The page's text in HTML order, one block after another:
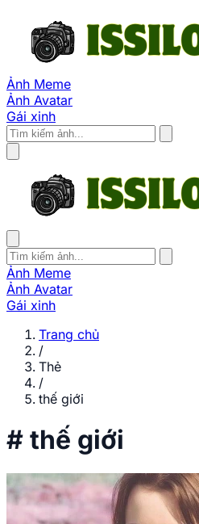
Ảnh Meme
Ảnh Avatar
Gái xinh
Ảnh Meme
Ảnh Avatar
Gái xinh
Trang chủ
/
Thẻ
/
thế giới
# thế giới